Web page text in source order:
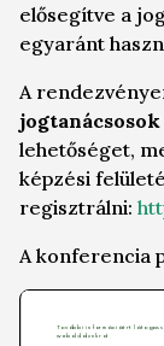
elősegítve a
egyaránt
A
jogtanácsosok
lehetőséget,
képzési
regisztrálni:
A konferencia